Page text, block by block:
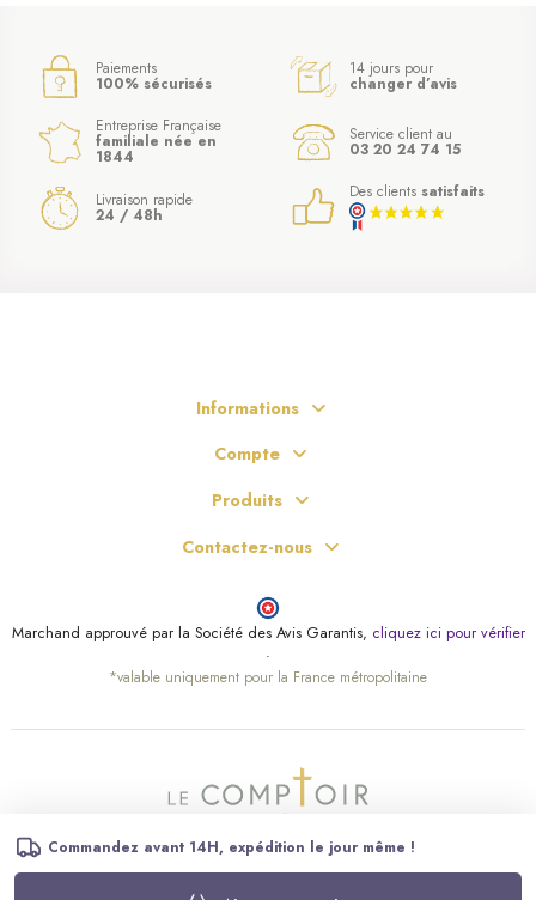
Commandez avant 14H, expédition le jour même !
(2 avis)
Paiements
100% sécurisés
14 jours pour
changer d’avis
Entreprise Française
familiale née en
1844
Service client au
03 20 24 74 15
Livraison rapide
24 / 48h
Des clients satisfaits
Informations
Compte
Produits
Contactez-nous
Marchand approuvé par la Société des Avis Garantis, cliquez ici pour vérifier
.
*valable uniquement pour la France métropolitaine